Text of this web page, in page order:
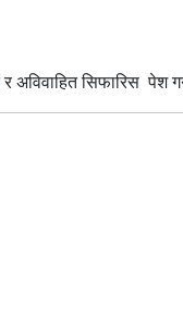
अविवाहित सिफारिस पेश